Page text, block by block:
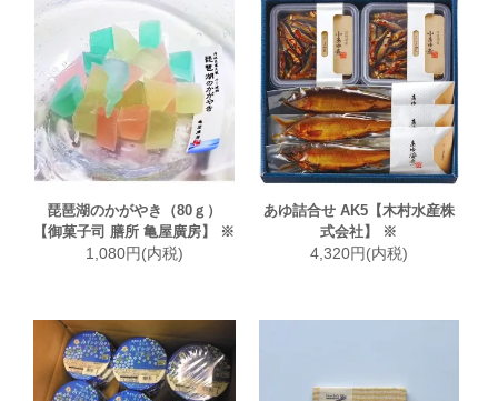
琵琶湖のかがやき（80ｇ）
【御菓子司 膳所 亀屋廣房】 ※
1,080円(内税)
あゆ詰合せ AK5【木村水産株
式会社】 ※
4,320円(内税)